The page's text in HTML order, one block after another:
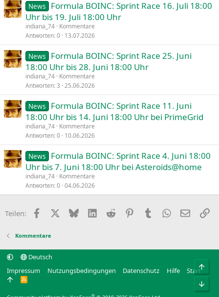
News
Formula BOINC: Sprint Race 16. Juli 18:00
Uhr bis 19. Juli 18:00 Uhr
indiana_74 Kommentare
Antworten 0 13.07.2026
News
Formula BOINC: Sprint Race 25. Juni
18:00 Uhr bis 28. Juni 18:00 Uhr
indiana_74 Kommentare
Antworten 3 25.06.2026
News
Formula BOINC: Sprint Race 11. Juni
18:00 Uhr bis 14. Juni 18:00 Uhr bei PrimeGrid
indiana_74 Kommentare
Antworten 0 10.06.2026
News
Formula BOINC: Sprint Race 4. Juni 18:00
Uhr bis 7. Juni 18:00 Uhr bei Asteroids@home
indiana_74 Kommentare
Antworten 0 04.06.2026
Teilen: Facebook BlueskyLinkedIn
Reddit PinterestTumblr WhatsApp
E-Mail
Kommentare
Deutsch
Impressum
Nutzungsbedingungen Datenschutz Hilfe Start
R
®